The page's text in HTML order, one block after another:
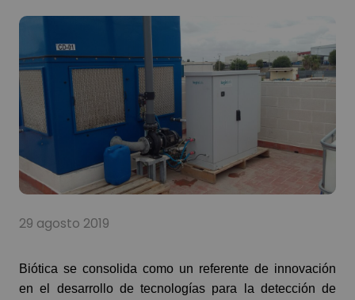
29 agosto 2019
Biótica se consolida como un referente de innovación
en el desarrollo de tecnologías para la detección de